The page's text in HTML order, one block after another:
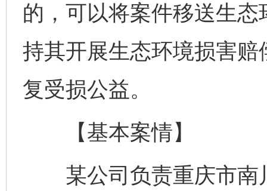
的，可以将案件移送生
持其开展生态环境损害
复受损公益。
【基本案情】
某公司负责重庆市南